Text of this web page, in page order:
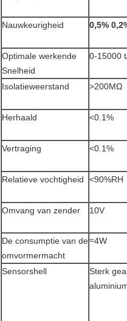
Nauwkeurigheid 0,5%
Optimale werkende
Snelheid
0-15000
Isolatieweerstand >200MΩ
Herhaald <0.1%
Vertraging <0.1%
Relatieve vochtigheid <90%RH
Omvang van zender 10V
De consumptie van de
omvormermacht
≈4W
Sensorshell
Sterk